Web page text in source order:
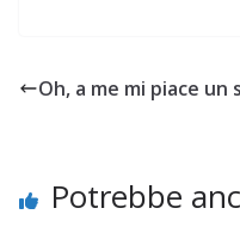
Oh, a me mi piace un
Potrebbe